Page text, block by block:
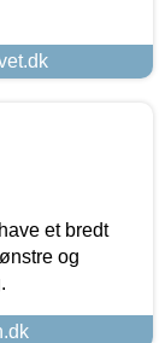
et bredt
og